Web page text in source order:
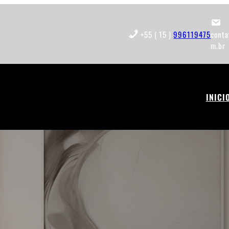
+55 ( 15 )996119475
m.br